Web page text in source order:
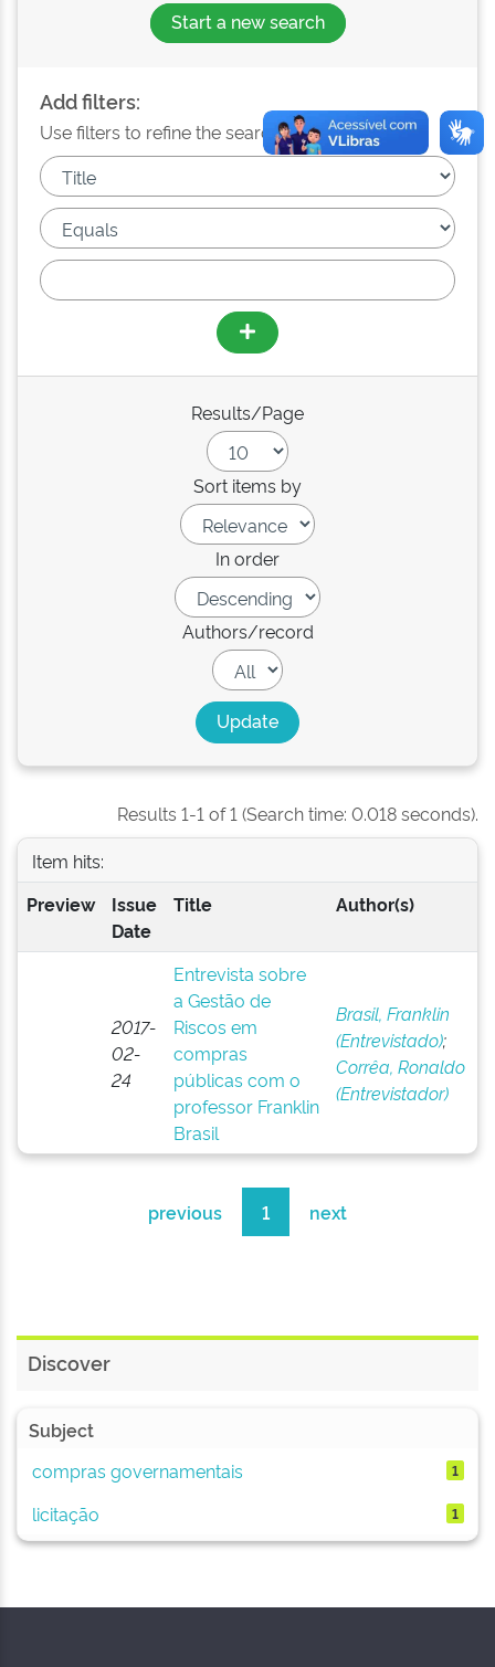
Start a new search
Add filters:
Use filters to refine the search results.
Results/Page
Sort items by
In order
Authors/record
Results 1-1 of 1 (Search time: 0.018 seconds).
Item hits:
Preview
Issue
Date
Title Author(s)
2017-
02-
24
Entrevista sobre
a Gestão de
Riscos em
compras
públicas com o
professor Franklin
Brasil
Brasil, Franklin
(Entrevistado);
Corrêa, Ronaldo
(Entrevistador)
previous 1 next
Discover
Subject
compras governamentais
1
licitação 1